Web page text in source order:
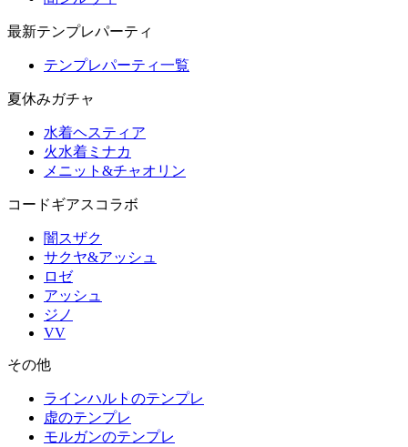
最新テンプレパーティ
テンプレパーティ一覧
夏休みガチャ
水着ヘスティア
火水着ミナカ
メニット&チャオリン
コードギアスコラボ
闇スザク
サクヤ&アッシュ
ロゼ
アッシュ
ジノ
VV
その他
ラインハルトのテンプレ
虚のテンプレ
モルガンのテンプレ